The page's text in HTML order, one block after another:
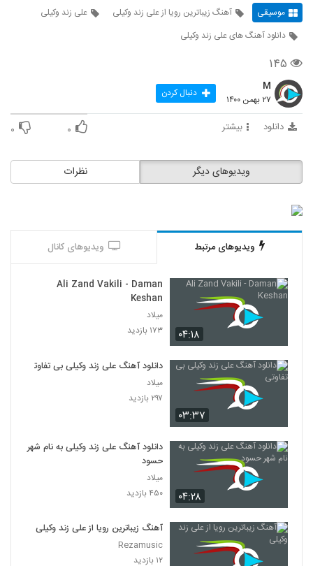
موسیقی آهنگ زیباترین رویا از علی زند وکیلی
علی زند وکیلی
دانلود آهنگ های علی زند وکیلی
۱۴۵
M
۲۷ بهمن ۱۴۰۰ دنبال کردن
دانلود بیشتر ۰ ۰
نظرات ویدیوهای دیگر
ویدیوهای مرتبط ویدیوهای کانال
۰۴:۱۸
Ali Zand Vakili - Daman
Keshan
میلاد
۱۷۳ بازدید
۰۳:۳۷
دانلود آهنگ علی زند وکیلی بی تفاوتی
میلاد
۲۹۷ بازدید
۰۴:۲۸
دانلود آهنگ علی زند وکیلی به نام شهر
حسود
میلاد
۴۵۰ بازدید
آهنگ زیباترین رویا از علی زند وکیلی
Rezamusic
۱۲ بازدید